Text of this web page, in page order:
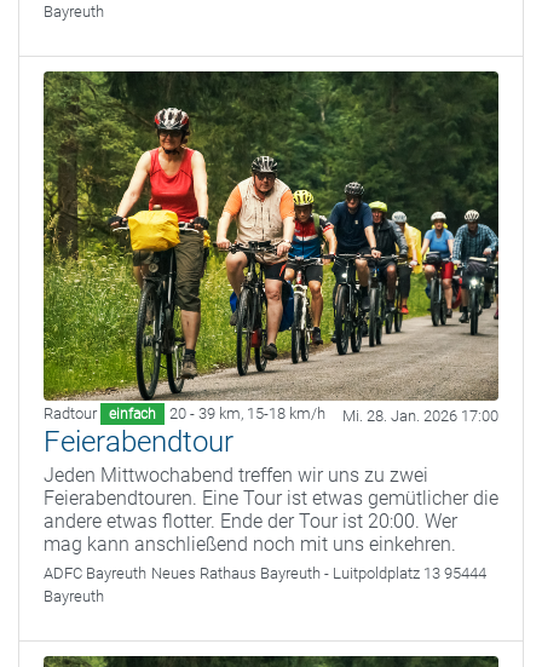
Bayreuth
Radtour einfach 20 - 39 km, 15-18 km/h Mi. 28. Jan. 2026 17:00
Feierabendtour
Jeden Mittwochabend treffen wir uns zu zwei
Feierabendtouren. Eine Tour ist etwas gemütlicher die
andere etwas flotter. Ende der Tour ist 20:00. Wer
mag kann anschließend noch mit uns einkehren.
ADFC Bayreuth Neues Rathaus Bayreuth - Luitpoldplatz 13 95444
Bayreuth